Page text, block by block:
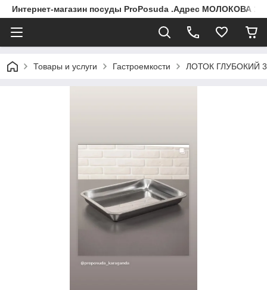
Интернет-магазин посуды ProPosuda .Адрес МОЛОКОВА
Товары и услуги Гастроемкости ЛОТОК ГЛУБОКИЙ